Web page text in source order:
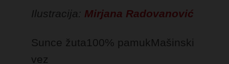
Ilustracija: Mirjana Radovanović
Sunce žuta100% pamukMašinski
vez